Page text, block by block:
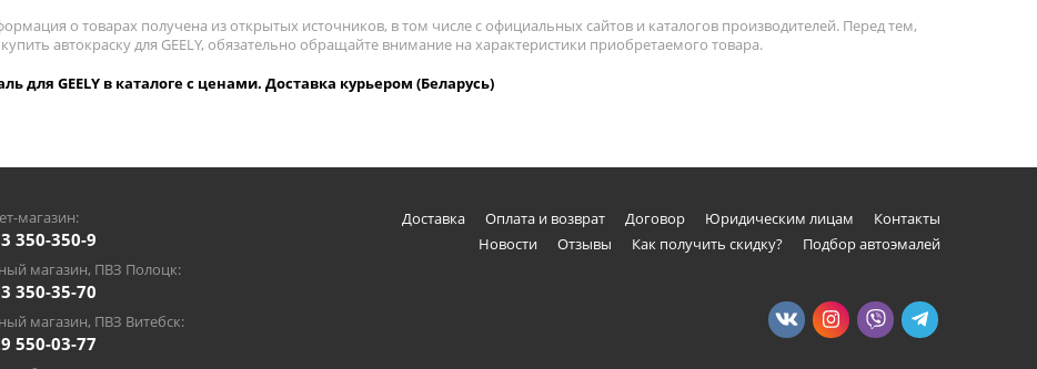
о товарах получена из открытых источников, в том числе с официальных сайтов и каталогов производителей. Перед тем,
автокраску для GEELY, обязательно обращайте внимание на характеристики приобретаемого товара.
для GEELY в каталоге с ценами. Доставка курьером (Беларусь)
магазин:
350-350-9
магазин, ПВЗ Полоцк:
350-35-70
магазин, ПВЗ Витебск:
550-03-77
Доставка Оплата и возврат Договор Юридическим лицам
Контакты
Новости
Отзывы Как получить скидку? Подбор автоэмалей